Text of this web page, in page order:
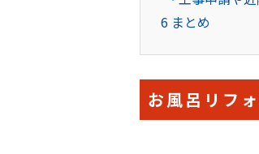
6 まとめ
お風呂リフ